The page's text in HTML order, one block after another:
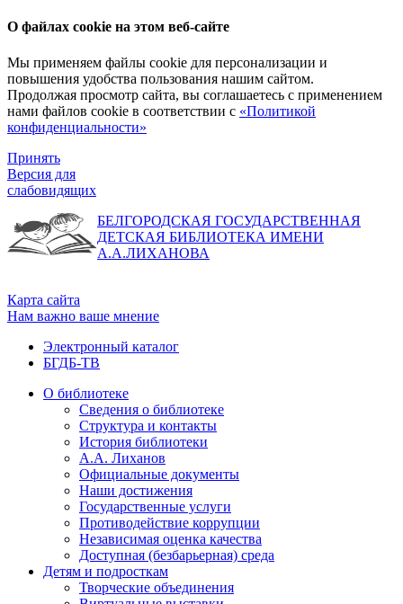
О файлах cookie на этом веб-сайте
Мы применяем файлы cookie для персонализации и
повышения удобства пользования нашим сайтом.
Продолжая просмотр сайта, вы соглашаетесь с применением
нами файлов cookie в соответствии с «Политикой
конфиденциальности»
Принять
Версия для
слабовидящих
БЕЛГОРОДСКАЯ ГОСУДАРСТВЕННАЯ
ДЕТСКАЯ БИБЛИОТЕКА ИМЕНИ
А.А.ЛИХАНОВА
Карта сайта
Нам важно ваше мнение
Электронный каталог
БГДБ-ТВ
О библиотеке
Сведения о библиотеке
Структура и контакты
История библиотеки
А.А. Лиханов
Официальные документы
Наши достижения
Государственные услуги
Противодействие коррупции
Независимая оценка качества
Доступная (безбарьерная) среда
Детям и подросткам
Творческие объединения